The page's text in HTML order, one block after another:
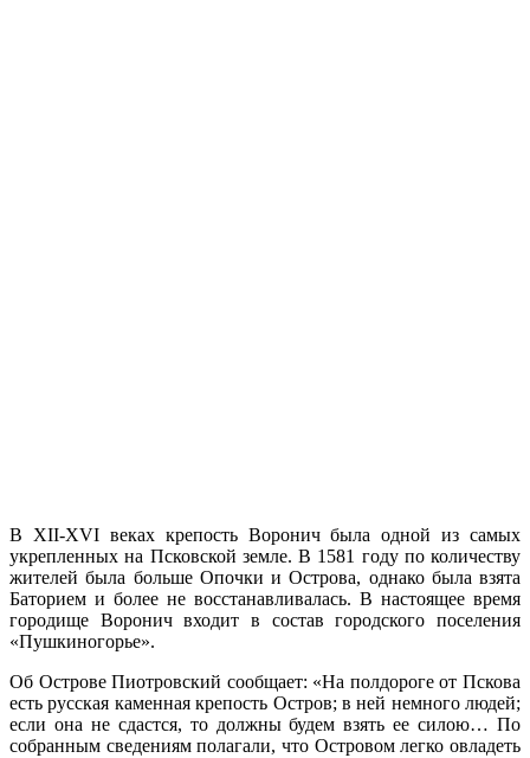
В XII-XVI веках крепость Воронич была одной из самых
укрепленных на Псковской земле. В 1581 году по количеству
жителей была больше Опочки и Острова, однако была взята
Баторием и более не восстанавливалась. В настоящее время
городище Воронич входит в состав городского поселения
«Пушкиногорье».
Об Острове Пиотровский сообщает: «На полдороге от Пскова
есть русская каменная крепость Остров; в ней немного людей;
если она не сдастся, то должны будем взять ее силою… По
собранным сведениям полагали, что Островом легко овладеть